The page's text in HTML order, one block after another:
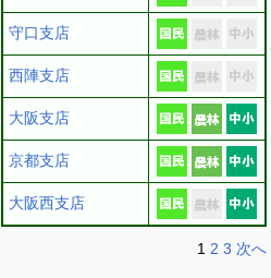
守口支店
西陣支店
大阪支店
京都支店
大阪西支店
1 2 3 次へ